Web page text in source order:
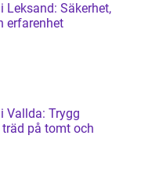
Leksand: Säkerhet,
erfarenhet
Vallda: Trygg
på tomt och